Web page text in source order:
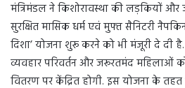
मंत्रिमंडल ने किशोरावस्था की लड़कियों
सुरक्षित मासिक धर्म एवं मुफ्त सैनिटरी
दिशा’ योजना शुरू करने को भी मंजूरी दे दी
व्यवहार परिवर्तन और जरूरतमंद महिलाओं
वितरण पर केंद्रित होगी. इस योजना के